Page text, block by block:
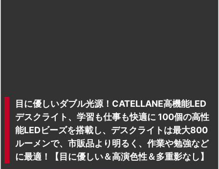
目に優しいダブル光源！CATELLANE高機能LED
デスクライト、学習も仕事も快適に 100個の高性
能LEDビーズを搭載し、デスクライトは最大800
ルーメンで、市販品より明るく、作業や勉強など
に最適！【目に優しい＆高演色性＆多重影なし】